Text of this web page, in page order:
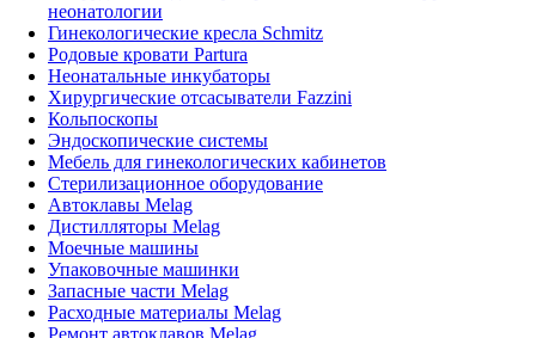
неонатологии
Гинекологические кресла Schmitz
Родовые кровати Partura
Неонатальные инкубаторы
Хирургические отсасыватели Fazzini
Кольпоскопы
Эндоскопические системы
Мебель для гинекологических кабинетов
Стерилизационное оборудование
Автоклавы Melag
Дистилляторы Melag
Моечные машины
Упаковочные машинки
Запасные части Melag
Расходные материалы Melag
Ремонт автоклавов Melag